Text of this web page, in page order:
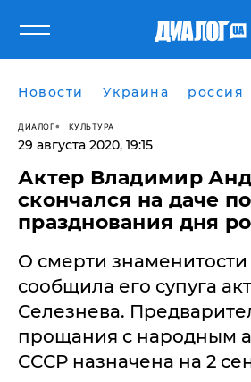
Новости Украина россия
ДИАЛОГ КУЛЬТУРА
29 августа 2020, 19:15
Актер Владимир
скончался на даче
празднования дня
О смерти
сообщила его супуга
Селезнева.
прощания с народным
СССР назначена на 2